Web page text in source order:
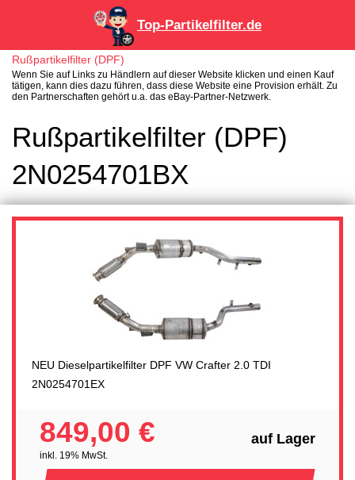
Top-Partikelfilter.de
Rußpartikelfilter (DPF)
Wenn Sie auf Links zu Händlern auf dieser Website klicken und einen Kauf
tätigen, kann dies dazu führen, dass diese Website eine Provision erhält. Zu
den Partnerschaften gehört u.a. das eBay-Partner-Netzwerk.
Rußpartikelfilter (DPF)
2N0254701BX
NEU Dieselpartikelfilter DPF VW Crafter 2.0 TDI
2N0254701EX
849,00 €
inkl. 19% MwSt.
auf Lager